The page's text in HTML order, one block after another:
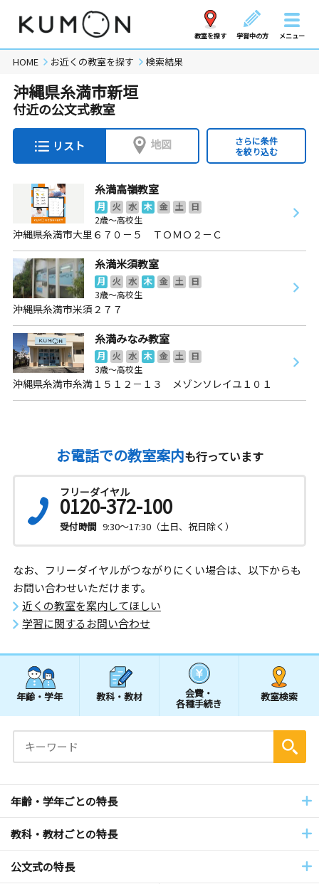
教室を探す 学習中の方 メニュー
HOME お近くの教室を探す 検索結果
沖縄県糸満市新垣
付近の公文式教室
リスト 地図
さらに条件
を絞り込む
糸満高嶺教室
月 火 水 木 金 土
日
2歳～高校生
沖縄県糸満市大里６７０－５ ＴＯＭＯ２－Ｃ
糸満米須教室
月 火 水 木 金 土
日
3歳～高校生
沖縄県糸満市米須２７７
糸満みなみ教室
月 火 水 木 金 土
日
3歳～高校生
沖縄県糸満市糸満１５１２－１３ メゾンソレイユ１０１
お電話での教室案内も行っています
フリーダイヤル
0120-372-100
受付時間 9:30～17:30（土日、祝日除く）
なお、フリーダイヤルがつながりにくい場合は、以下からも
お問い合わせいただけます。
近くの教室を案内してほしい
学習に関するお問い合わせ
年齢・学年 教科・教材 会費・
各種手続き
教室検索
年齢・学年ごとの特長
教科・教材ごとの特長
公文式の特長